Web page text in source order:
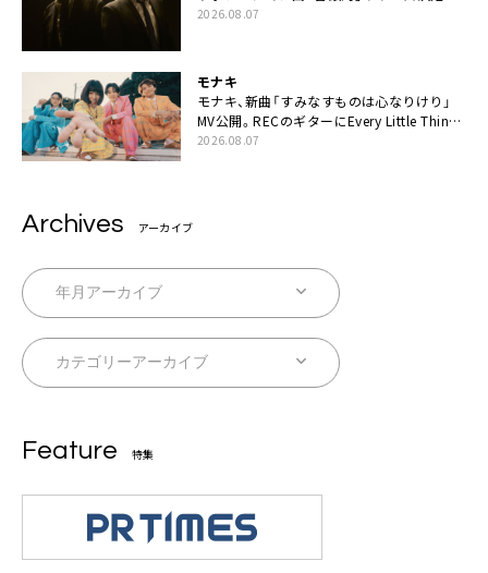
カップリングには新曲「命の宿り」収録も
2026.08.07
モナキ
モナキ、新曲「すみなすものは心なりけり」
MV公開。RECのギターにEvery Little Thing・
伊藤一朗参加も
2026.08.07
Archives アーカイブ
Feature 特集